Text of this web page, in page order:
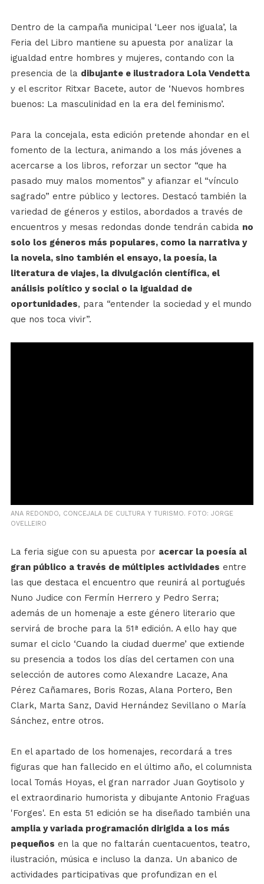
Dentro de la campaña municipal ‘Leer nos iguala’, la
Feria del Libro mantiene su apuesta por analizar la
igualdad entre hombres y mujeres, contando con la
presencia de la dibujante e ilustradora Lola Vendetta
y el escritor Ritxar Bacete, autor de ‘Nuevos hombres
buenos: La masculinidad en la era del feminismo’.
Para la concejala, esta edición pretende ahondar en el
fomento de la lectura, animando a los más jóvenes a
acercarse a los libros, reforzar un sector “que ha
pasado muy malos momentos” y afianzar el “vínculo
sagrado” entre público y lectores. Destacó también la
variedad de géneros y estilos, abordados a través de
encuentros y mesas redondas donde tendrán cabida no
solo los géneros más populares, como la narrativa y
la novela, sino también el ensayo, la poesía, la
literatura de viajes, la divulgación científica, el
análisis político y social o la igualdad de
oportunidades, para “entender la sociedad y el mundo
que nos toca vivir”.
ANA REDONDO, CONCEJALA DE CULTURA Y TURISMO. FOTO: JORGE
OVELLEIRO
La feria sigue con su apuesta por acercar la poesía al
gran público a través de múltiples actividades entre
las que destaca el encuentro que reunirá al portugués
Nuno Judice con Fermín Herrero y Pedro Serra;
además de un homenaje a este género literario que
servirá de broche para la 51ª edición. A ello hay que
sumar el ciclo ‘Cuando la ciudad duerme’ que extiende
su presencia a todos los días del certamen con una
selección de autores como Alexandre Lacaze, Ana
Pérez Cañamares, Boris Rozas, Alana Portero, Ben
Clark, Marta Sanz, David Hernández Sevillano o María
Sánchez, entre otros.
En el apartado de los homenajes, recordará a tres
figuras que han fallecido en el último año, el columnista
local Tomás Hoyas, el gran narrador Juan Goytisolo y
el extraordinario humorista y dibujante Antonio Fraguas
'Forges'. En esta 51 edición se ha diseñado también una
amplia y variada programación dirigida a los más
pequeños en la que no faltarán cuentacuentos, teatro,
ilustración, música e incluso la danza. Un abanico de
actividades participativas que profundizan en el